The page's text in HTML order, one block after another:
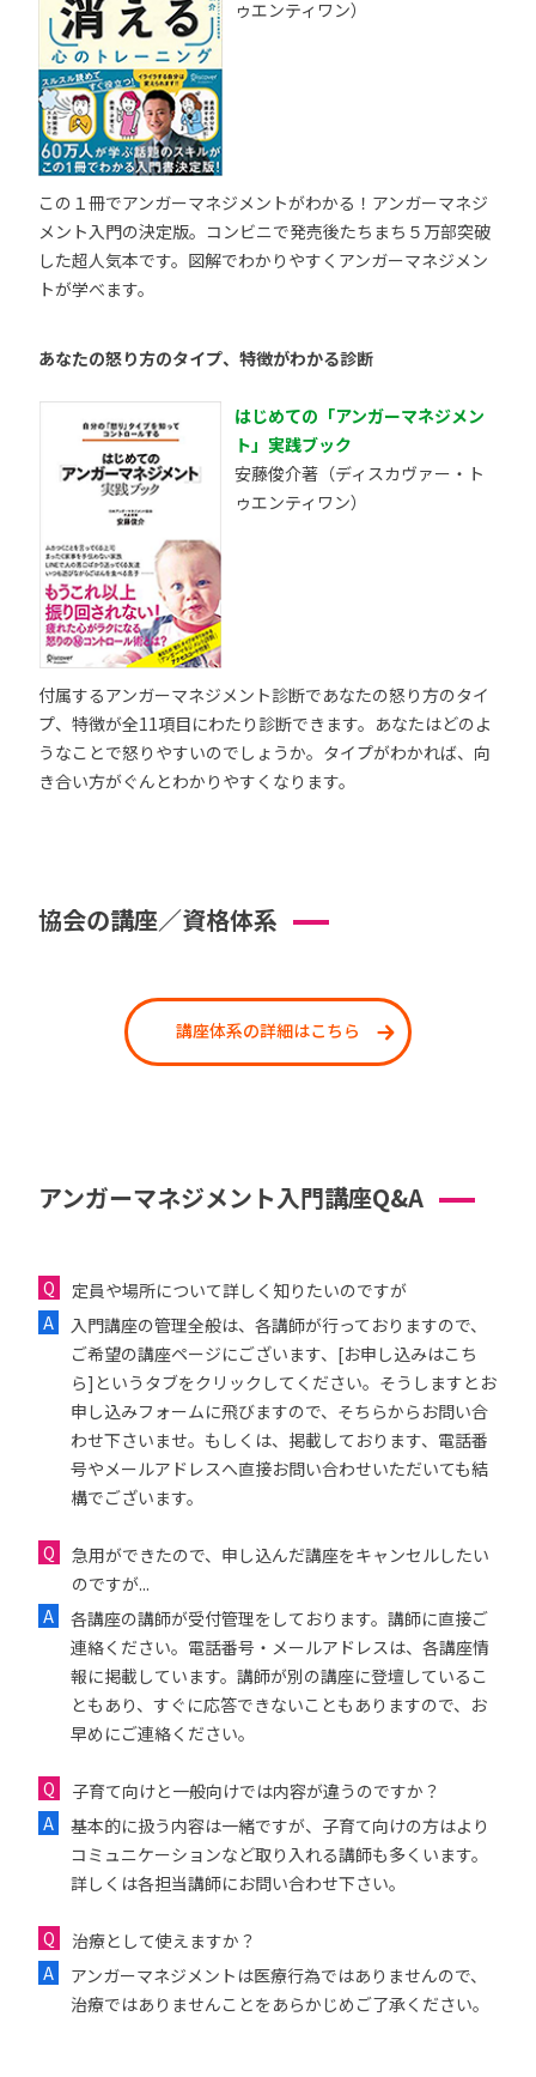
ゥエンティワン）
この１冊でアンガーマネジメントがわかる！アンガーマネジ
メント入門の決定版。コンビニで発売後たちまち５万部突破
した超人気本です。図解でわかりやすくアンガーマネジメン
トが学べます。
あなたの怒り方のタイプ、特徴がわかる診断
はじめての「アンガーマネジメン
ト」実践ブック
安藤俊介著（ディスカヴァー・ト
ゥエンティワン）
付属するアンガーマネジメント診断であなたの怒り方のタイ
プ、特徴が全11項目にわたり診断できます。あなたはどのよ
うなことで怒りやすいのでしょうか。タイプがわかれば、向
き合い方がぐんとわかりやすくなります。
協会の講座／資格体系
講座体系の詳細はこちら
アンガーマネジメント入門講座Q&A
定員や場所について詳しく知りたいのですが
入門講座の管理全般は、各講師が行っておりますので、
ご希望の講座ページにございます、[お申し込みはこち
ら]というタブをクリックしてください。そうしますとお
申し込みフォームに飛びますので、そちらからお問い合
わせ下さいませ。もしくは、掲載しております、電話番
号やメールアドレスへ直接お問い合わせいただいても結
構でございます。
急用ができたので、申し込んだ講座をキャンセルしたい
のですが...
各講座の講師が受付管理をしております。講師に直接ご
連絡ください。電話番号・メールアドレスは、各講座情
報に掲載しています。講師が別の講座に登壇しているこ
ともあり、すぐに応答できないこともありますので、お
早めにご連絡ください。
子育て向けと一般向けでは内容が違うのですか？
基本的に扱う内容は一緒ですが、子育て向けの方はより
コミュニケーションなど取り入れる講師も多くいます。
詳しくは各担当講師にお問い合わせ下さい。
治療として使えますか？
アンガーマネジメントは医療行為ではありませんので、
治療ではありませんことをあらかじめご了承ください。